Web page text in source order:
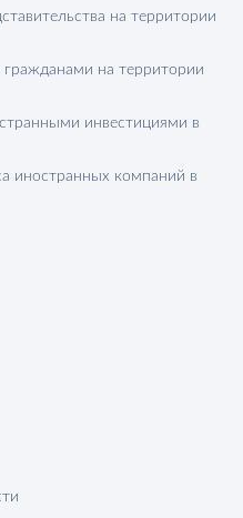
на территории
на территории
инвестициями в
иностранных компаний в